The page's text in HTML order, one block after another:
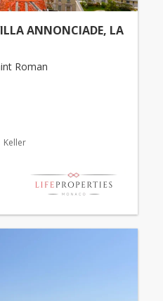
ANNONCIADE, LA
Roman
Keller